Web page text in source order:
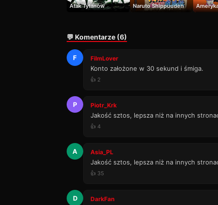
Atak Tytanów Naruto Shippuuden
💬 Komentarze (6)
F FilmLover
Konto założone w 30 sekund i śmiga.
👍 2
P Piotr_Krk
Jakość sztos, lepsza niż na innych
👍 4
A Asia_PL
Jakość sztos, lepsza niż na innych
👍 35
D DarkFan